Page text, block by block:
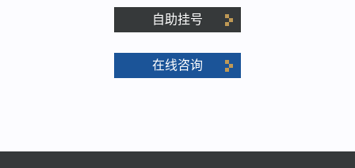
自助挂号
在线咨询